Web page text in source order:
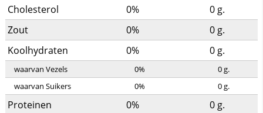
Cholesterol 0% 0 g.
Zout
0% 0 g.
Koolhydraten
0% 0 g.
waarvan Vezels 0% 0g.
waarvan Suikers
0% 0g.
Proteinen 0% 0 g.